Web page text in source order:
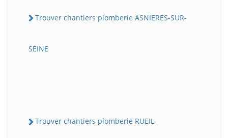
Trouver chantiers plomberie ASNIERES-SUR-
SEINE
Trouver chantiers plomberie RUEIL-